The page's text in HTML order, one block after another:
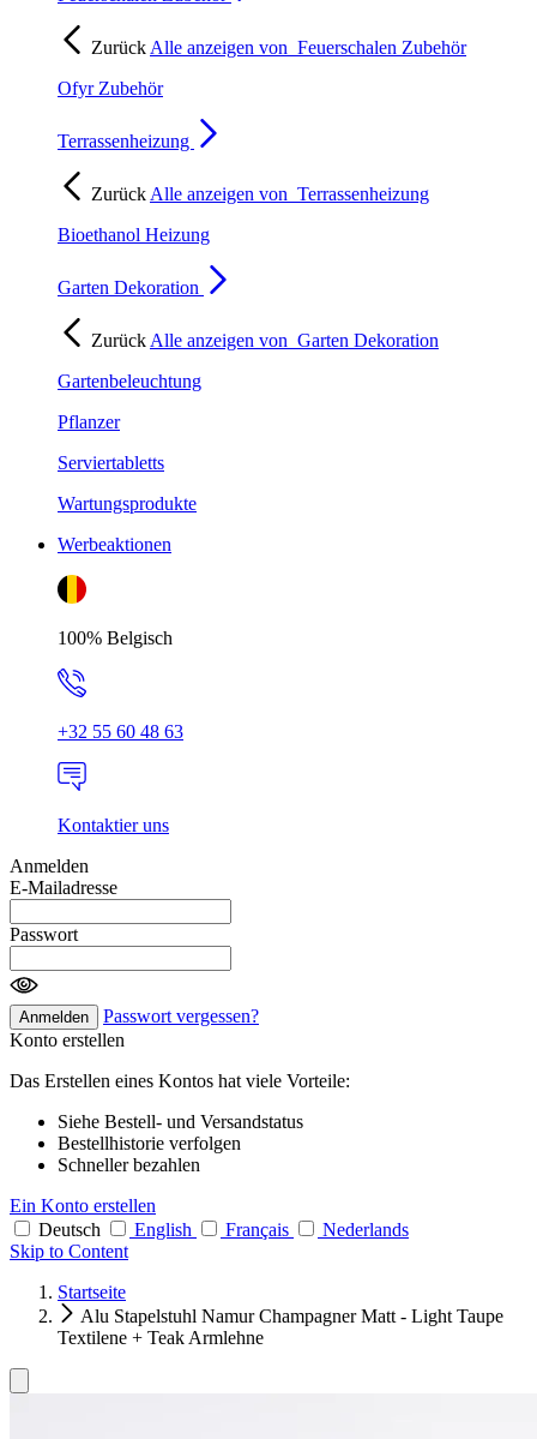
Zurück Alle anzeigen von Feuerschalen Zubehör
Ofyr Zubehör
Terrassenheizung
Zurück Alle anzeigen von Terrassenheizung
Bioethanol Heizung
Garten Dekoration
Zurück Alle anzeigen von Garten Dekoration
Gartenbeleuchtung
Pflanzer
Serviertabletts
Wartungsprodukte
Werbeaktionen
100% Belgisch
+32 55 60 48 63
Kontaktier uns
Anmelden
E-Mailadresse
Passwort
Anmelden
Passwort vergessen?
Konto erstellen
Das Erstellen eines Kontos hat viele Vorteile:
Siehe Bestell- und Versandstatus
Bestellhistorie verfolgen
Schneller bezahlen
Ein Konto erstellen
Deutsch
English Français
Nederlands
Skip to Content
Startseite
Alu Stapelstuhl Namur Champagner Matt - Light Taupe
Textilene + Teak Armlehne